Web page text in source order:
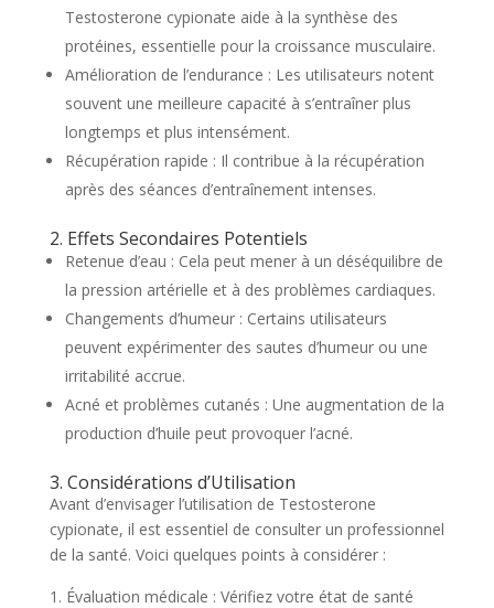
Testosterone cypionate aide à la synthèse des
protéines, essentielle pour la croissance musculaire.
Amélioration de l’endurance : Les utilisateurs notent
souvent une meilleure capacité à s’entraîner plus
longtemps et plus intensément.
Récupération rapide : Il contribue à la récupération
après des séances d’entraînement intenses.
2. Effets Secondaires Potentiels
Retenue d’eau : Cela peut mener à un déséquilibre de
la pression artérielle et à des problèmes cardiaques.
Changements d’humeur : Certains utilisateurs
peuvent expérimenter des sautes d’humeur ou une
irritabilité accrue.
Acné et problèmes cutanés : Une augmentation de la
production d’huile peut provoquer l’acné.
3. Considérations d’Utilisation
Avant d’envisager l’utilisation de Testosterone
cypionate, il est essentiel de consulter un professionnel
de la santé. Voici quelques points à considérer :
Évaluation médicale : Vérifiez votre état de santé